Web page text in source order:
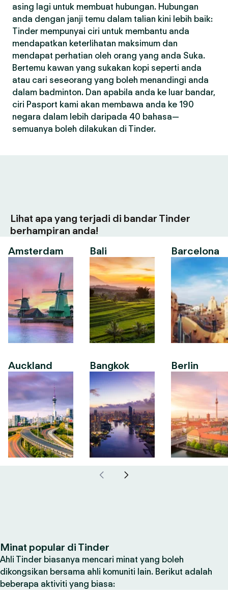
asing lagi untuk membuat hubungan. Hubungan
anda dengan janji temu dalam talian kini lebih baik:
Tinder mempunyai ciri untuk membantu anda
mendapatkan keterlihatan maksimum dan
mendapat perhatian oleh orang yang anda Suka.
Bertemu kawan yang sukakan kopi seperti anda
atau cari seseorang yang boleh menandingi anda
dalam badminton. Dan apabila anda ke luar bandar,
ciri Pasport kami akan membawa anda ke 190
negara dalam lebih daripada 40 bahasa—
semuanya boleh dilakukan di Tinder.
Lihat apa yang terjadi di bandar Tinder
berhampiran anda!
Amsterdam
Auckland
Bali
Bangkok
Barcelona
Berlin
Minat popular di Tinder
Ahli Tinder biasanya mencari minat yang boleh
dikongsikan bersama ahli komuniti lain. Berikut adalah
beberapa aktiviti yang biasa: